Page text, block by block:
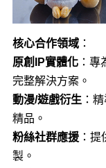
核心合作領域：
原創IP實體化：專
完整解決方案。
動漫/遊戲衍生 ：
精品。
粉絲社群應援：提
製。